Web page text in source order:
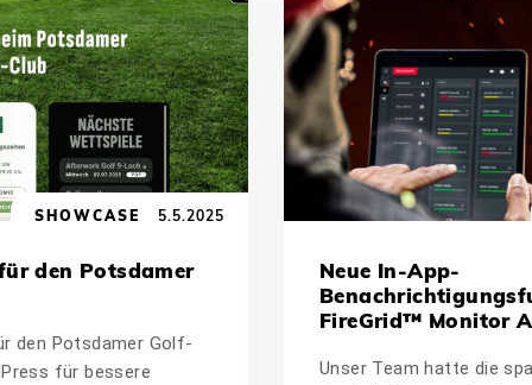
SHOWCASE 5.5.2025
den Potsdamer
den Potsdamer Golf-
für bessere
Neue In-App-
FireGrid™ Monitor
Unser Team hatte die